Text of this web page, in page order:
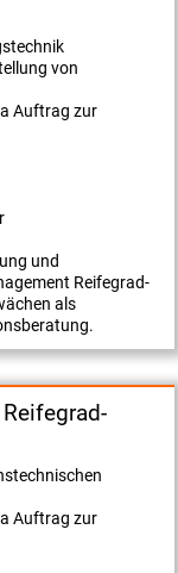
von
Auftrag zur
und
Reifegrad-
als
Auftrag zur